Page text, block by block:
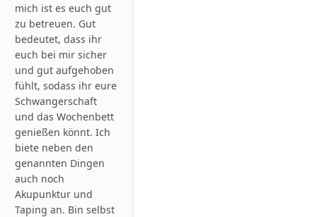
mich ist es euch gut
zu betreuen. Gut
bedeutet, dass ihr
euch bei mir sicher
und gut aufgehoben
fühlt, sodass ihr eure
Schwangerschaft
und das Wochenbett
genießen könnt. Ich
biete neben den
genannten Dingen
auch noch
Akupunktur und
Taping an. Bin selbst